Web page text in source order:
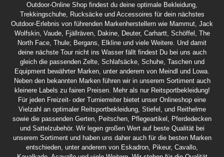
Outdoor-Online Shop findest du deine optimale Bekleidung,
Trekkingschuhe, Rucksäcke und Accessoires für dein nächstes
Outdoor-Erlebnis von führenden Markenherstellern wie Mammut, Jack
Wolfskin, Vaude, Fjällräven, Dakine, Deuter, Carhartt, Schöffel, The
North Face, Thule; Bergans, Elkline und viele Weitere. Und damit
deine nächste Tour nicht ins Wasser fällt findest Du bei uns auch
gleich die passenden Zelte, Schlafsäcke, Schuhe, Taschen und
Equipment bewährter Marken, unter anderem von Meindl und Lowa.
Neben den bekannten Marken führen wir in unserem Sortiment auch
kleinere Labels zu fairen Preisen. Mehr als nur Reitsportbekleidung!
Für jeden Freizeit- oder Turnierreiter bietet unser Onlineshop eine
Vielzahl an optimaler Reitsportbekleidung, Stiefel, und Reithelme
sowie die passenden Gerten, Peitschen, Pflegeartikel, Pferdedecken
und Sattelzubehör. Wir legen großen Wert auf beste Qualität bei
unserem Sortiment und haben uns daher auch für die besten Marken
entschieden, unter anderem von Eskadron, Pikeur, Cavallo,